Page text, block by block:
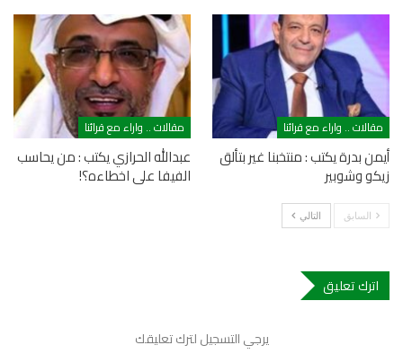
مقالات .. واراء مع قرائنا
أيمن بدرة يكتب : منتخبنا غير بتألق
زيكو وشوبير
مقالات .. واراء مع قرائنا
عبدالله الحرازي يكتب : من يحاسب
الفيفا على اخطاءه؟!
السابق التالي
اترك تعليق
يرجي التسجيل لترك تعليقك